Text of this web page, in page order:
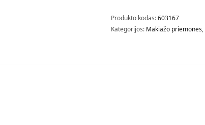
Produkto kodas:603167
Kategorijos: Makiažo priemonės,